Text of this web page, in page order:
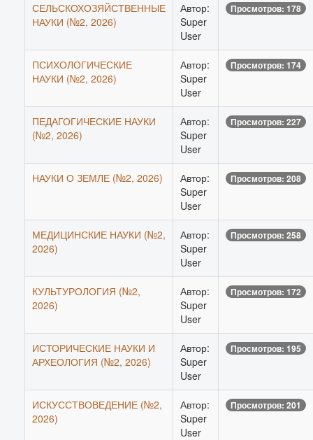
СЕЛЬСКОХОЗЯЙСТВЕННЫЕ
НАУКИ (№2, 2026)
Автор:
Super
User
Просмотров: 178
ПСИХОЛОГИЧЕСКИЕ
НАУКИ (№2, 2026)
Автор:
Super
User
Просмотров: 174
ПЕДАГОГИЧЕСКИЕ НАУКИ
(№2, 2026)
Автор:
Super
User
Просмотров: 227
НАУКИ О ЗЕМЛЕ (№2, 2026)
Автор:
Super
User
Просмотров: 208
МЕДИЦИНСКИЕ НАУКИ (№2,
2026)
Автор:
Super
User
Просмотров: 258
КУЛЬТУРОЛОГИЯ (№2,
2026)
Автор:
Super
User
Просмотров: 172
ИСТОРИЧЕСКИЕ НАУКИ И
АРХЕОЛОГИЯ (№2, 2026)
Автор:
Super
User
Просмотров: 195
ИСКУССТВОВЕДЕНИЕ (№2,
2026)
Автор:
Super
User
Просмотров: 201